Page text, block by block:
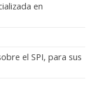
en
el SPI, para sus